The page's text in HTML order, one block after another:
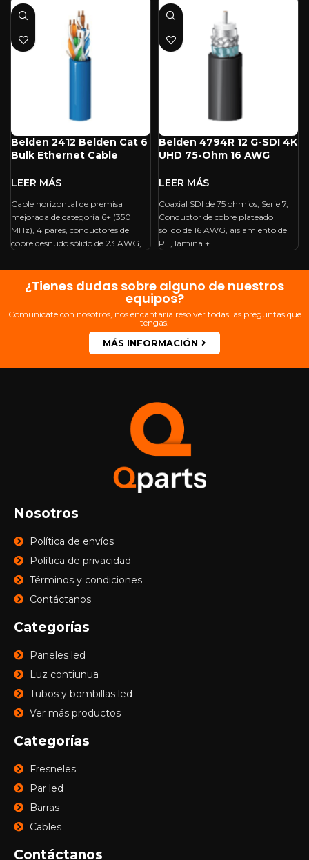
Belden 2412 Belden Cat 6
Bulk Ethernet Cable
Cable horizontal de premisa
mejorada de categoría 6+ (350
MHz), 4 pares, conductores de
cobre desnudo sólido de 23 AWG,
Belden 4794R 12 G-SDI 4K
UHD 75-Ohm 16 AWG
(1000′, Black)
Coaxial SDI de 75 ohmios, Serie 7,
Conductor de cobre plateado
sólido de 16 AWG, aislamiento de
PE, lámina +
¿Tienes dudas sobre alguno de nuestros
equipos?
Comunícate con nosotros, nos encantaría resolver todas las preguntas que
tengas.
MÁS INFORMACIÓN
Nosotros
Política de envíos
Política de privacidad
Términos y condiciones
Contáctanos
Categorías
Paneles led
Luz contiunua
Tubos y bombillas led
Ver más productos
Categorías
Fresneles
Par led
Barras
Cables
Contáctanos